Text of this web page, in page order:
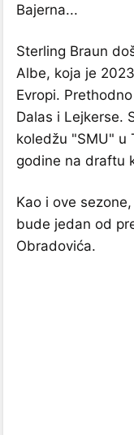
Bajerna...
Sterling Braun
Albe, koja je
Evropi.
Dalas i Lejkerse.
koledžu "SMU" u
godine na draftu
Kao i ove
bude jedan od
Obradovića.